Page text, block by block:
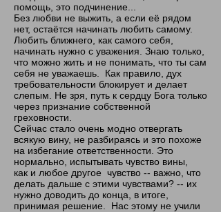
помощь, это подчинение...
Без любви не выжить, а если её рядом
нет, остаётся начинать любить самому.
Любить ближнего, как самого себя,
начинать нужно с уважения. Знаю только,
что можно жить и не понимать, что ты сам
себя не уважаешь. Как правило, дух
требовательности блокирует и делает
слепым. Не зря, путь к сердцу Бога только
через признание собственной
греховности.
Сейчас стало очень модно отвергать
всякую вину, не разбираясь и это похоже
на избегание ответственности. Это
нормально, испытывать чувство вины,
как и любое другое чувство -- важно, что
делать дальше с этими чувствами? -- их
нужно доводить до конца, в итоге,
принимая решение. Нас этому не учили